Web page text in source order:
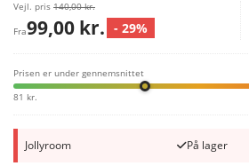
Vejl. pris 140,00 kr.
Fra99,00 kr. - 29%
Prisen er under gennemsnittet
81 kr.
Jollyroom På lager